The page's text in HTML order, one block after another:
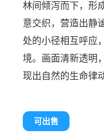
林间倾泻而下，形
意交织，营造出静
处的小径相互呼应
境。画面清新透明
现出自然的生命律
可出售